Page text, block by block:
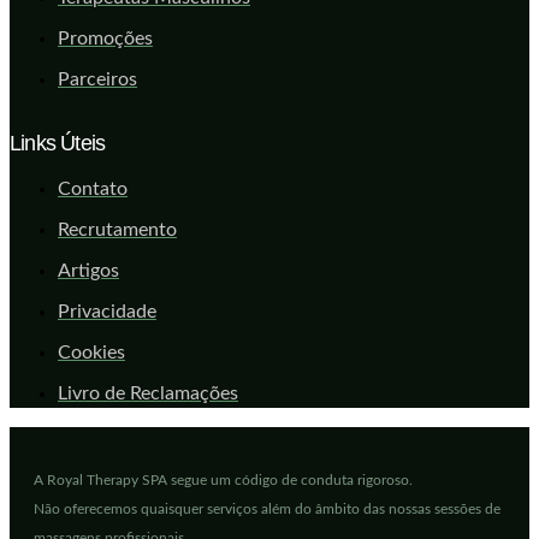
Promoções
Parceiros
Links Úteis
Contato
Recrutamento
Artigos
Privacidade
Cookies
Livro de Reclamações
A Royal Therapy SPA segue um código de conduta rigoroso.
Não oferecemos quaisquer serviços além do âmbito das nossas sessões de